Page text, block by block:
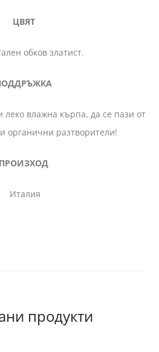
ЦВЯТ
обков златист.
леко влажна кърпа, да се пази от
органични разтворители!
ПРОИЗХОД
Италия
продукти